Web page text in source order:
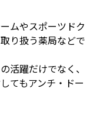
ムやスポーツドク
り扱う薬局などで
活躍だけでなく、
てもアンチ・ドー